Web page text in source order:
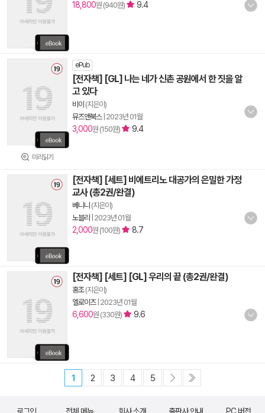
18,800원 (940원) 9.4
미리읽기
ePub
[전자책] [GL] 나는 네가 신촌 공원에서 한 짓을 알
고 있다
비이 (지은이)
뮤즈앤북스| 2023년 01월
3,000원 (150원) 9.4
[전자책] [세트] 비에트리노 대공가의 은밀한 가정
교사 (총2권/완결)
베니니 (지은이)
노블리
2023년 01월
2,000원 (100원) 8.7
[전자책] [세트] [GL] 우리의 끝 (총2권/완결)
홍조(지은이)
엘로이즈| 2023년 01월
6,600원 (330원) 9.6
1 2 3 4 5